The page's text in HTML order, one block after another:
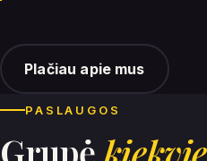
Plačiau apie mus
PASLAUGOS
Grupė